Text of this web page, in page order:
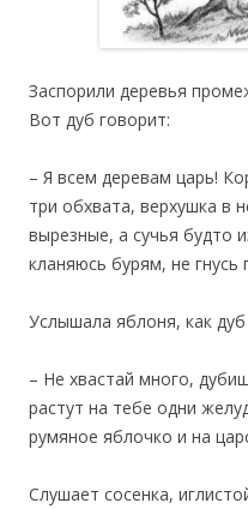
Заспорили деревья
Вот дуб говорит:
– Я всем деревам царь!
три обхвата, верхушка в
вырезные, а сучья будто
кланяюсь бурям, не гнусь
Услышала яблоня, как
– Не хвастай много,
растут на тебе одни
румяное яблочко и на
Слушает сосенка,